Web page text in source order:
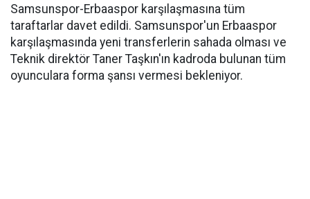
Samsunspor-Erbaaspor karşılaşmasına tüm
taraftarlar davet edildi. Samsunspor'un Erbaaspor
karşılaşmasında yeni transferlerin sahada olması ve
Teknik direktör Taner Taşkın'ın kadroda bulunan tüm
oyunculara forma şansı vermesi bekleniyor.